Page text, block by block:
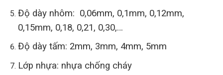
Độ dày nhôm: 0,06mm, 0,1mm, 0,12mm,
0,15mm, 0,18, 0,21, 0,30,…
Độ dày tấm: 2mm, 3mm, 4mm, 5mm
Lớp nhựa: nhựa chống cháy